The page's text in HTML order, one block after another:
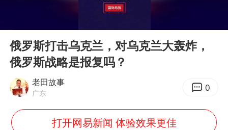
白海豚将正面袭击贯穿浙江
Play
俄罗斯打击乌克兰，对乌克兰大轰炸，
俄罗斯战略是报复吗？
老田故事
广东 0
打开网易新闻 体验效果更佳